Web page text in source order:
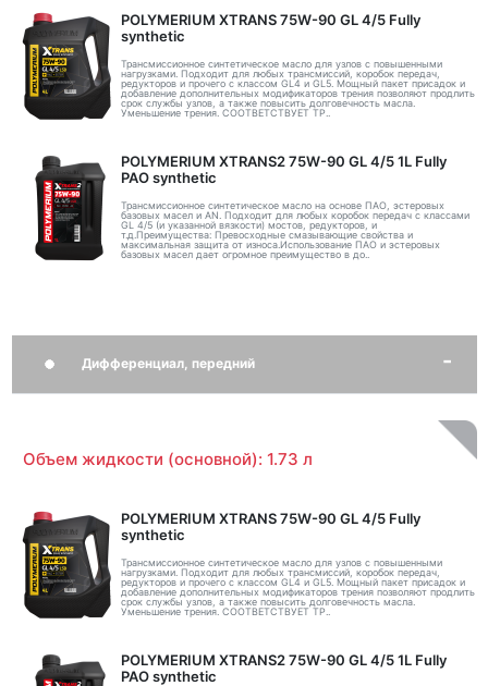
POLYMERIUM XTRANS 75W-90 GL 4/5 Fully
synthetic
Трансмиссионное синтетическое масло для узлов с повышенными
нагрузками. Подходит для любых трансмиссий, коробок передач,
редукторов и прочего с классом GL4 и GL5. Мощный пакет присадок и
добавление дополнительных модификаторов трения позволяют продлить
срок службы узлов, а также повысить долговечность масла.
Уменьшение трения. СООТВЕТСТВУЕТ ТР..
POLYMERIUM XTRANS2 75W-90 GL 4/5 1L Fully
PAO synthetic
Трансмиссионное синтетическое масло на основе ПАО, эстеровых
базовых масел и AN. Подходит для любых коробок передач с классами
GL 4/5 (и указанной вязкости) мостов, редукторов, и
т.д.Преимущества: Превосходные смазывающие свойства и
максимальная защита от износа.Использование ПАО и эстеровых
базовых масел дает огромное преимущество в до..
Дифференциал, передний
Объем жидкости (основной): 1.73 л
POLYMERIUM XTRANS 75W-90 GL 4/5 Fully
synthetic
Трансмиссионное синтетическое масло для узлов с повышенными
нагрузками. Подходит для любых трансмиссий, коробок передач,
редукторов и прочего с классом GL4 и GL5. Мощный пакет присадок и
добавление дополнительных модификаторов трения позволяют продлить
срок службы узлов, а также повысить долговечность масла.
Уменьшение трения. СООТВЕТСТВУЕТ ТР..
POLYMERIUM XTRANS2 75W-90 GL 4/5 1L Fully
PAO synthetic